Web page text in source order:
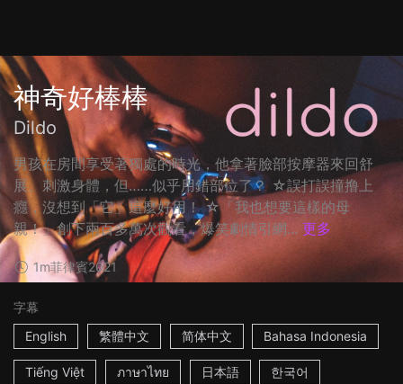
神奇好棒棒
Dildo
男孩在房間享受著獨處的時光，他拿著臉部按摩器來回舒
展、刺激身體，但……似乎用錯部位了？ ☆誤打誤撞撸上
癮，沒想到「它」這麼好用！ ☆「我也想要這樣的母
親！」創下兩百多萬次觀看，爆笑劇情引網... 更多
1m菲律賓2021
字幕
English
繁體中文 简体中文 Bahasa Indonesia
Tiếng Việt ภาษาไทย 日本語 한국어